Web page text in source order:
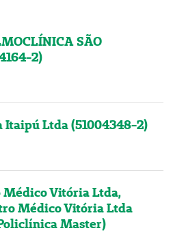
SÃO
2)
Ltda (51004348-2)
Médico Vitória Ltda,
Médico Vitória Ltda
Master)